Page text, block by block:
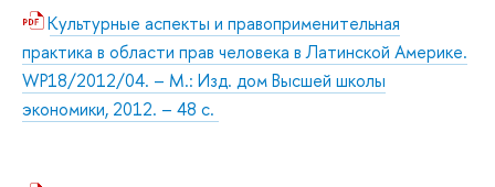
Культурные аспекты и правоприменительная
практика в области прав человека в Латинской Америке.
WP18/2012/04. – М.: Изд. дом Высшей школы
экономики, 2012. – 48 с.